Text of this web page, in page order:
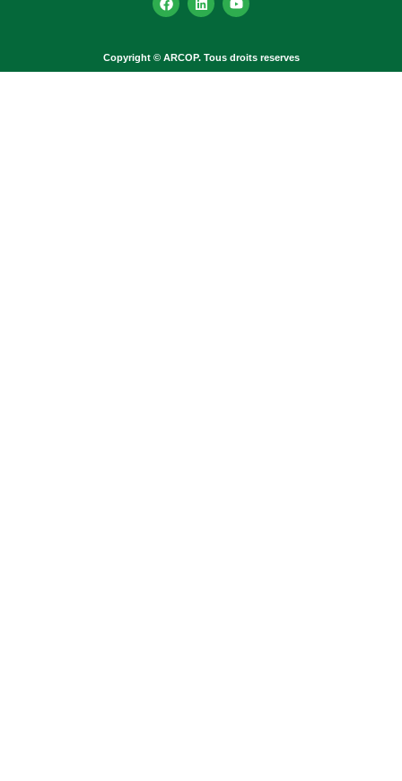
Copyright © ARCOP. Tous droits reserves